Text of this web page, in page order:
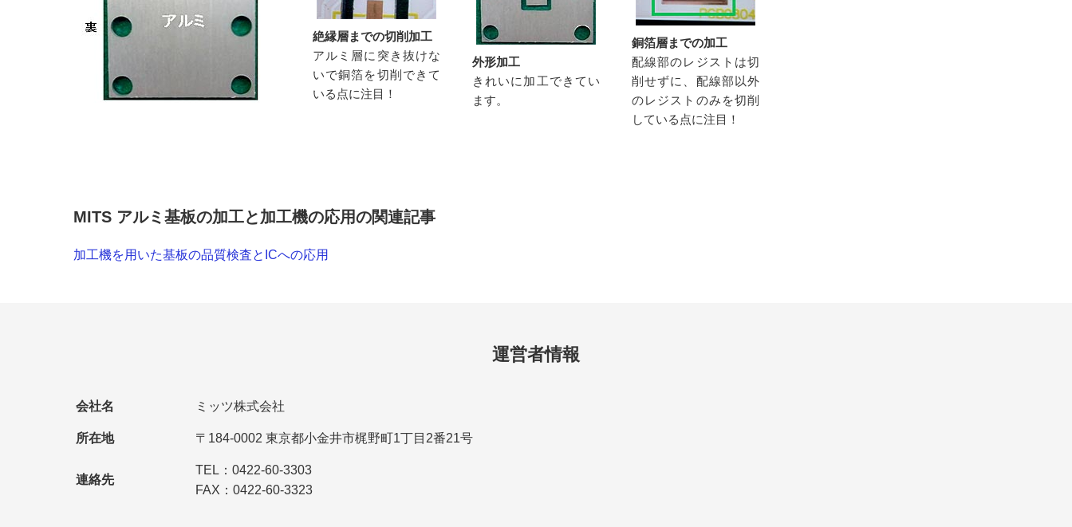
絶縁層までの切削加工
アルミ層に突き抜けな
いで銅箔を切削できて
いる点に注目！
外形加工
きれいに加工できてい
ます。
銅箔層までの加工
配線部のレジストは切
削せずに、配線部以外
のレジストのみを切削
している点に注目！
MITS アルミ基板の加工と加工機の応用の関連記事
加工機を用いた基板の品質検査とICへの応用
運営者情報
会社名 ミッツ株式会社
所在地 〒184-0002 東京都小金井市梶野町1丁目2番21号
連絡先
TEL：0422-60-3303
FAX：0422-60-3323